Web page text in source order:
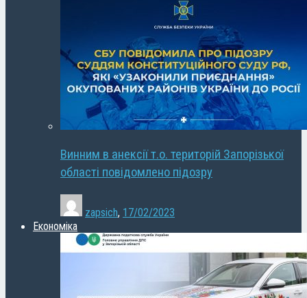
Винним в анексії т.о. територій Запорізької
області повідомлено підозру
zapsich, 17/02/2023
Економіка